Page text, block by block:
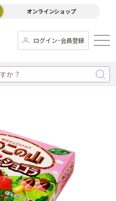
オンラインショップ
ログイン･会員登録